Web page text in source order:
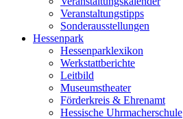
Veranstaltungstipps
Sonderausstellungen
Hessenpark
Hessenparklexikon
Werkstattberichte
Leitbild
Museumstheater
Förderkreis & Ehrenamt
Hessische Uhrmacherschule